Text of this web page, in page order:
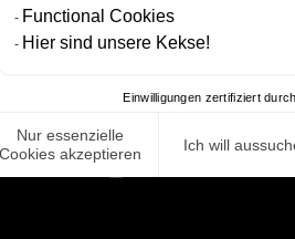
.
Functional Cookies
Hier sind unsere Kekse!
Einwilligungen zertifiziert durch
Nur essenzielle
Cookies akzeptieren
Ich will